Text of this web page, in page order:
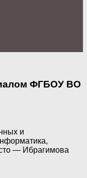
ФГБОУ ВО
и
— Ибрагимова